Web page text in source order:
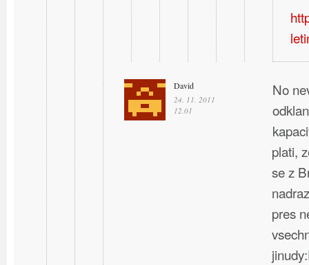
David
24. 11. 2011
12.01
No
plati,
se z
pres